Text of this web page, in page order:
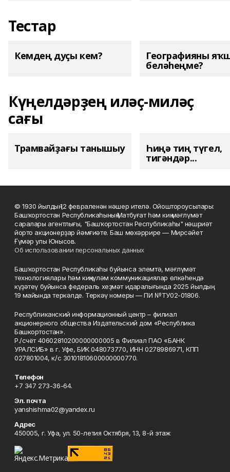
Тестар
Кемдең дуҫы кем? Географияны
беләһеңме?
Күңелдәрҙең иләҫ-миләҫ
сағы
Трамвайҙағы танышыу Һиңә тиң түгел,
тигәндәр...
© 1930 йылдың 12 февраленән нәшер ителә. Ойоштороусылары:
Башҡортостан Республикаһының Матбуғат һәм киң мәғлүмәт
саралары агентлығы, "Башҡортостан Республикаһы" нәшриәт
йорто акционерҙар йәмғиәте. Баш мөхәррире — Мирсәйет
Ғүмәр улы Юнысов.
Об использовании персональных данных
Башҡортостан Республикаһы буйынса элемтә, мәғлүмәт
технологиялары һәм киңкүләм коммуникациялар өлкәһендә
күҙәтеү буйынса федераль хеҙмәт идаралығында 2025 йылдың
19 майында теркәлде. Теркәү номеры — ПИ №ТУ02-01806.
Республиканский информационный центр – филиал
акционерного общества Издательский дом «Республика
Башкортостан».
Р./счёт 40602810200000000005 в Филиал ПАО «БАНК
УРАЛСИБ» в г. Уфе, БИК 048073770, ИНН 0278986971, КПП
027801004, к/с 30101810600000000770.
Телефон
+7 347 273-36-64.
Эл. почта
yanshishma02@yandex.ru
Адрес
450005, г. Уфа, ул. 50-летия Октября, 13, 8-й этаж